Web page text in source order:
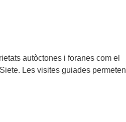
autòctones i foranes com el
Les visites guiades permeten